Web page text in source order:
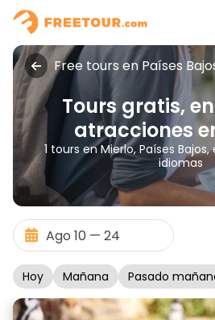
Free tours en Países
Tours gratis,
atracciones
1 tours en Mierlo, Países
idiomas
Hoy Mañana Pasado